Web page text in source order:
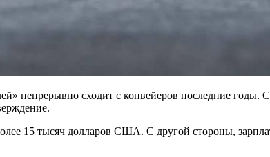
непрерывно сходит с конвейеров последние
15 тысяч долларов США. С другой стороны,